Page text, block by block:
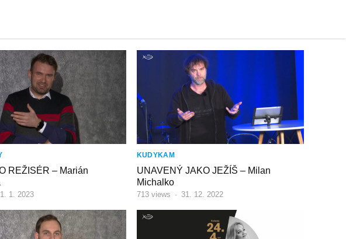
REŽISÉR – Marián
1. 1. 2023
KUDYKAM
UNAVENÝ JAKO JEŽÍŠ – Milan
Michalko
713views · 31. 12. 2022